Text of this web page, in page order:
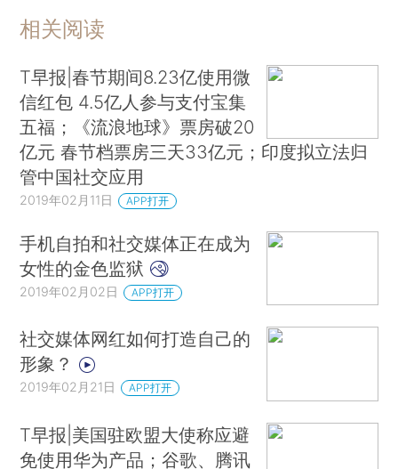
相关阅读
T早报|春节期间8.23亿使用微
信红包 4.5亿人参与支付宝集
五福；《流浪地球》票房破20
亿元 春节档票房三天33亿元；印度拟立法归
管中国社交应用
2019年02月11日 APP打开
手机自拍和社交媒体正在成为
女性的金色监狱
2019年02月02日 APP打开
社交媒体网红如何打造自己的
形象？
2019年02月21日 APP打开
T早报|美国驻欧盟大使称应避
免使用华为产品；谷歌、腾讯